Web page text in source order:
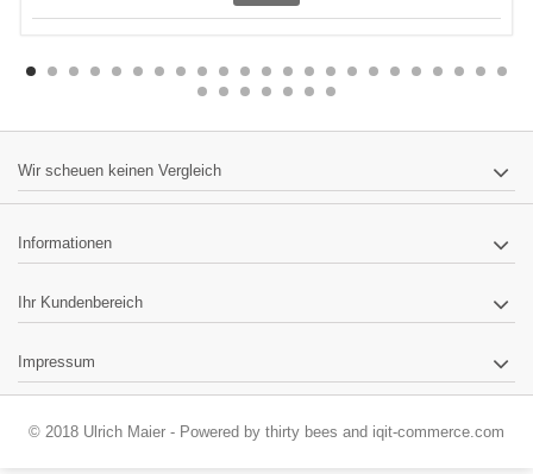
Wir scheuen keinen Vergleich
Informationen
Ihr Kundenbereich
Impressum
© 2018 Ulrich Maier - Powered by thirty bees and iqit-commerce.com